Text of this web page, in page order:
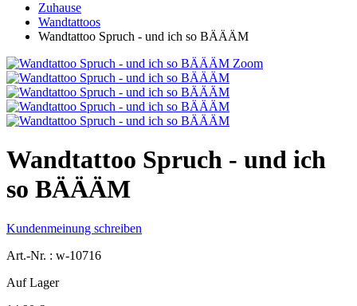
Zuhause
Wandtattoos
Wandtattoo Spruch - und ich so BÄÄÄM
Zoom
Wandtattoo Spruch - und ich
so BÄÄÄM
Kundenmeinung schreiben
Art.-Nr. : w-10716
Auf Lager